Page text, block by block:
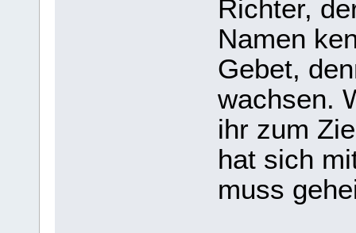
Richter,
Namen
Gebet,
wachsen.
ihr zum
hat sich
muss